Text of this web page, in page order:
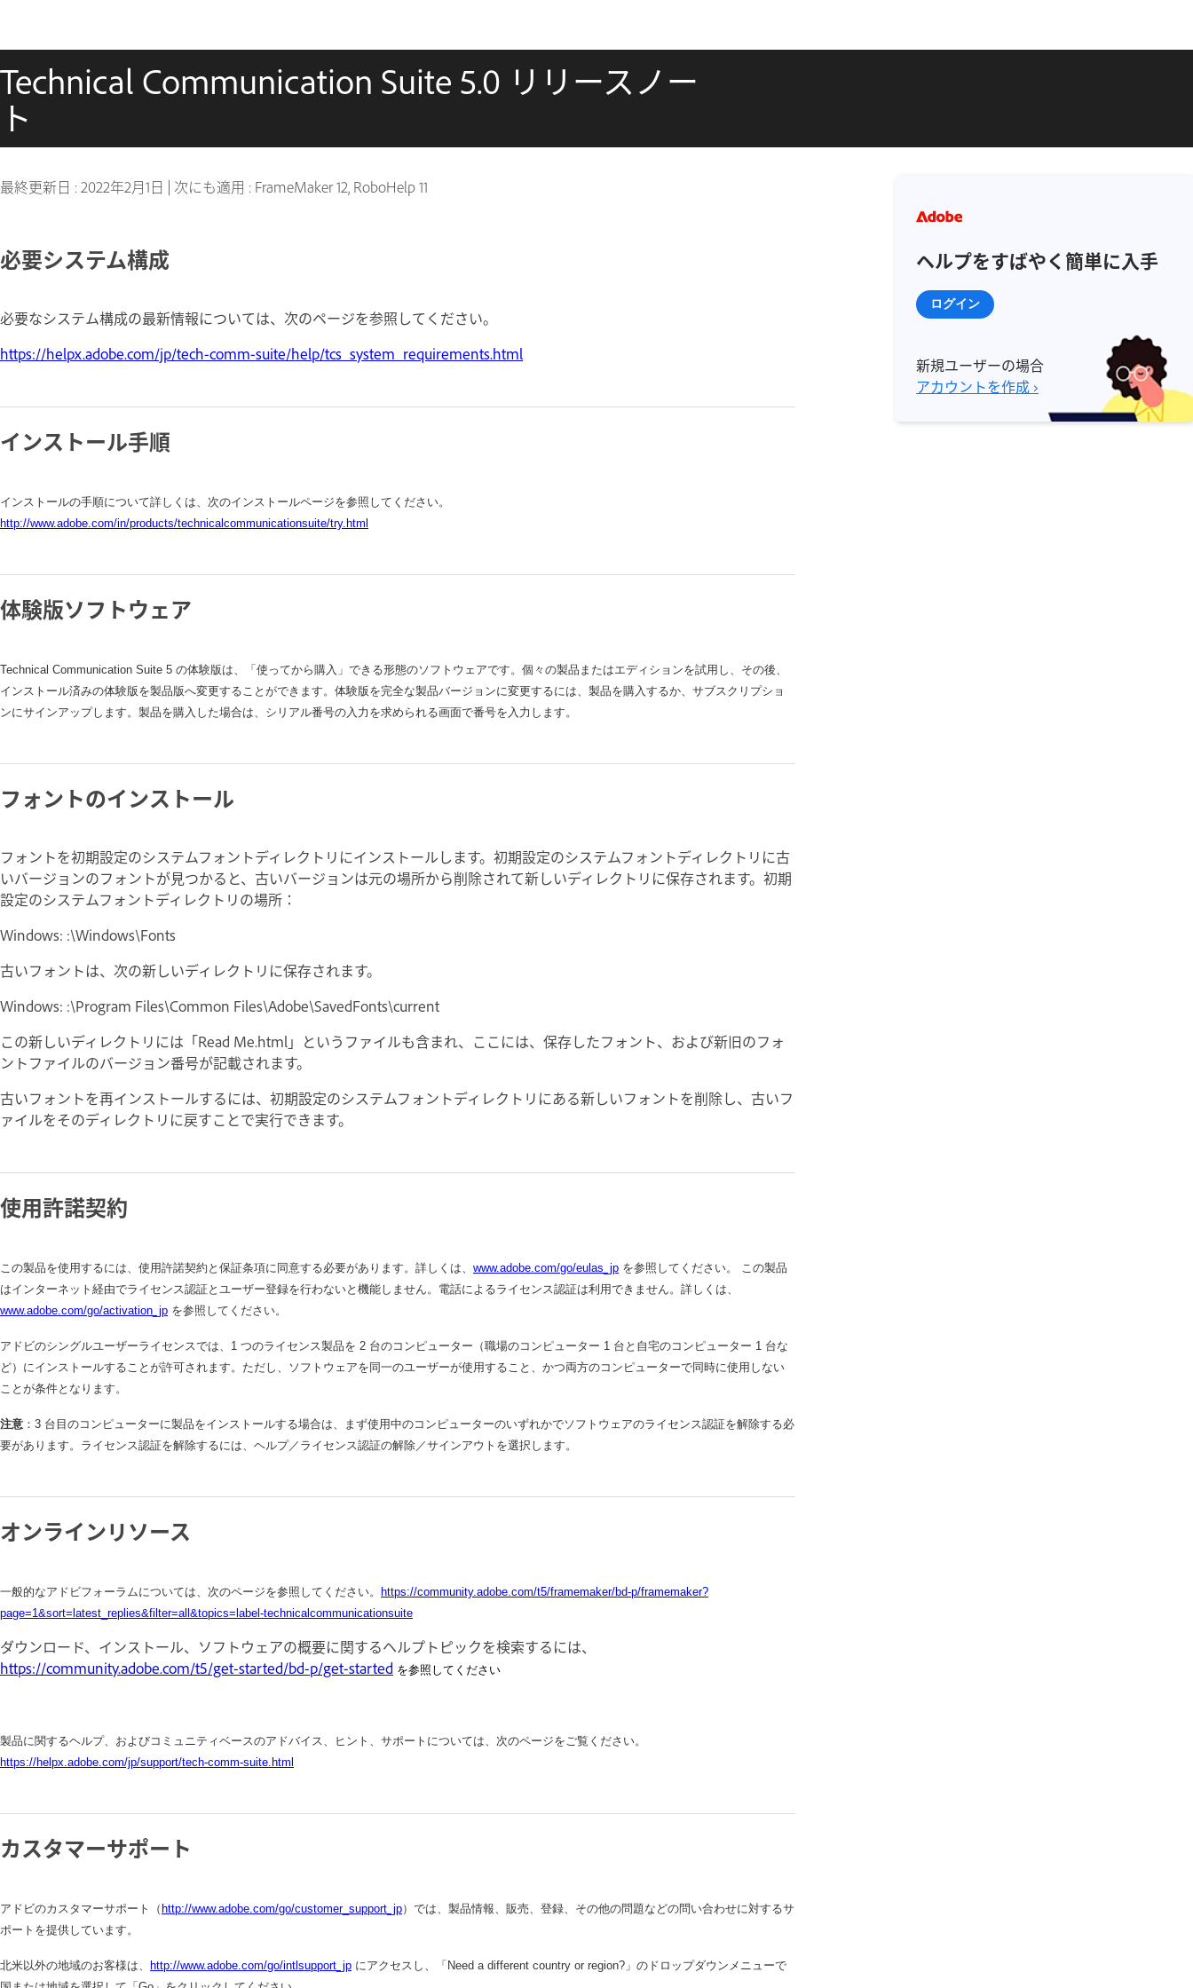
Technical Communication Suite 5.0 リリースノー
ト
最終更新日 :2022年2月1日 | 次にも適用 : FrameMaker 12, RoboHelp 11
必要システム構成
必要なシステム構成の最新情報については、次のページを参照してください。
https://helpx.adobe.com/jp/tech-comm-suite/help/tcs_system_requirements.html
インストール手順
インストールの手順について詳しくは、次のインストールページを参照してください。
http://www.adobe.com/in/products/technicalcommunicationsuite/try.html
体験版ソフトウェア
Technical Communication Suite 5 の体験版は、「使ってから購入」できる形態のソフトウェアです。個々の製品またはエディションを試用し、その後、
インストール済みの体験版を製品版へ変更することができます。体験版を完全な製品バージョンに変更するには、製品を購入するか、サブスクリプショ
ンにサインアップします。製品を購入した場合は、シリアル番号の入力を求められる画面で番号を入力します。
フォントのインストール
フォントを初期設定のシステムフォントディレクトリにインストールします。初期設定のシステムフォントディレクトリに古
いバージョンのフォントが見つかると、古いバージョンは元の場所から削除されて新しいディレクトリに保存されます。初期
設定のシステムフォントディレクトリの場所：
Windows: :\Windows\Fonts
古いフォントは、次の新しいディレクトリに保存されます。
Windows: :\Program Files\Common Files\Adobe\SavedFonts\current
この新しいディレクトリには「Read Me.html」というファイルも含まれ、ここには、保存したフォント、および新旧のフォ
ントファイルのバージョン番号が記載されます。
古いフォントを再インストールするには、初期設定のシステムフォントディレクトリにある新しいフォントを削除し、古いフ
ァイルをそのディレクトリに戻すことで実行できます。
使用許諾契約
この製品を使用するには、使用許諾契約と保証条項に同意する必要があります。詳しくは、 www.adobe.com/go/eulas_jp を参照してください。 この製品
はインターネット経由でライセンス認証とユーザー登録を行わないと機能しません。電話によるライセンス認証は利用できません。詳しくは、
www.adobe.com/go/activation_jp を参照してください。
アドビのシングルユーザーライセンスでは、1 つのライセンス製品を 2 台のコンピューター（職場のコンピューター 1 台と自宅のコンピューター 1 台な
ど）にインストールすることが許可されます。ただし、ソフトウェアを同一のユーザーが使用すること、かつ両方のコンピューターで同時に使用しない
ことが条件となります。
注意 ：3 台目のコンピューターに製品をインストールする場合は、まず使用中のコンピューターのいずれかでソフトウェアのライセンス認証を解除する必
要があります。ライセンス認証を解除するには、ヘルプ／ライセンス認証の解除／サインアウトを選択します。
オンラインリソース
一般的なアドビフォーラムについては、次のページを参照してください。
https://community.adobe.com/t5/framemaker/bd-p/framemaker?
page=1&sort=latest_replies&filter=all&topics=label-technicalcommunicationsuite
ダウンロード、インストール、ソフトウェアの概要に関するヘルプトピックを検索するには、
https://community.adobe.com/t5/get-started/bd-p/get-started を参照してください
製品に関するヘルプ、およびコミュニティベースのアドバイス、ヒント、サポートについては、次のページをご覧ください。
https://helpx.adobe.com/jp/support/tech-comm-suite.html
カスタマーサポート
アドビのカスタマーサポート（ http://www.adobe.com/go/customer_support_jp） では、製品情報、販売、登録、その他の問題などの問い合わせに対するサ
ポートを提供しています。
北米以外の地域のお客様は、 http://www.adobe.com/go/intlsupport_jp にアクセスし、「Need a different country or region?」のドロップダウンメニューで
ヘルプをすばやく簡単に入手
ログイン
新規ユーザーの場合
アカウントを作成 ›